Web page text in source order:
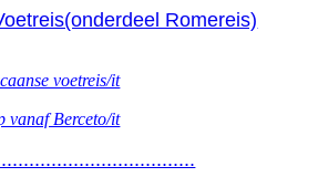
Romereis)
voetreis/it
vanaf Berceto/it